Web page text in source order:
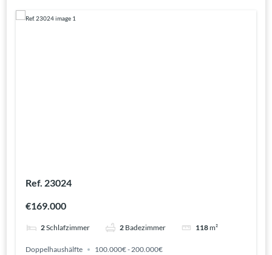
Ref. 23024
€169.000
2Schlafzimmer 2 Badezimmer 118m²
Doppelhaushälfte 100.000€ - 200.000€